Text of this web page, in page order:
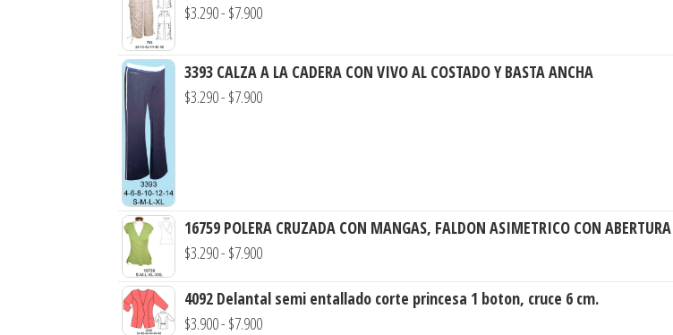
$3.290- $7.900
3393 CALZA A LA CADERA CON VIVO AL COSTADO Y BASTA ANCHA
$3.290- $7.900
16759 POLERA CRUZADA CON MANGAS, FALDON ASIMETRICO CON ABERTURA
$3.290- $7.900
4092 Delantal semi entallado corte princesa 1 boton, cruce 6 cm.
$3.900- $7.900